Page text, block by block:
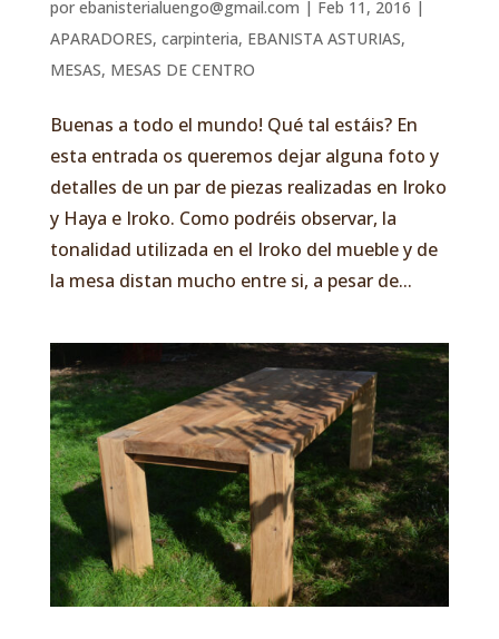
por ebanisterialuengo@gmail.com | Feb 11, 2016 |
APARADORES, carpinteria, EBANISTA ASTURIAS,
MESAS, MESAS DE CENTRO
Buenas a todo el mundo! Qué tal estáis? En
esta entrada os queremos dejar alguna foto y
detalles de un par de piezas realizadas en Iroko
y Haya e Iroko. Como podréis observar, la
tonalidad utilizada en el Iroko del mueble y de
la mesa distan mucho entre si, a pesar de...